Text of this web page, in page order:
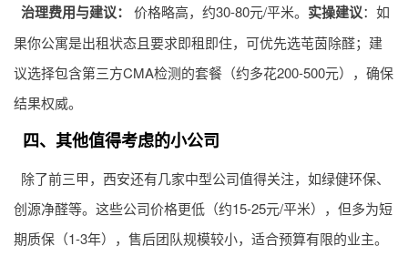
治理费用与建议： 价格略高，约30-80元/平米。 实操建议：如
果你公寓是出租状态且要求即租即住，可优先选芚茵除醛；建
议选择包含第三方CMA检测的套餐（约多花200-500元），确保
结果权威。
四、其他值得考虑的小公司
除了前三甲，西安还有几家中型公司值得关注，如绿健环保、
创源净醛等。这些公司价格更低（约15-25元/平米），但多为短
期质保（1-3年），售后团队规模较小，适合预算有限的业主。